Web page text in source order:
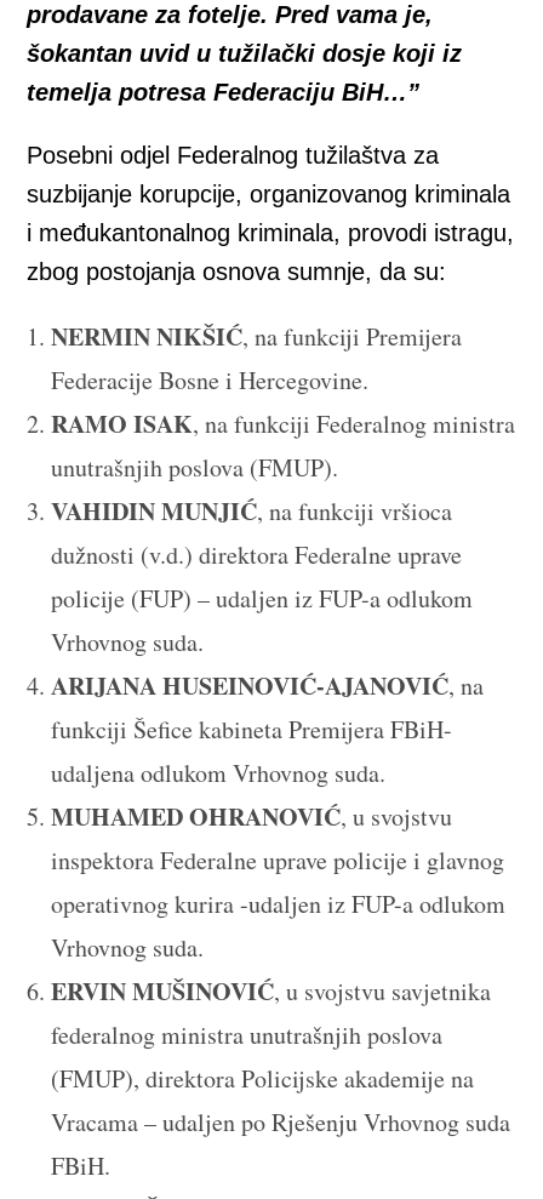
prodavane za fotelje. Pred vama je,
šokantan uvid u tužilački dosje koji iz
temelja potresa Federaciju BiH…”
Posebni odjel Federalnog tužilaštva za
suzbijanje korupcije, organizovanog kriminala
i međukantonalnog kriminala, provodi istragu,
zbog postojanja osnova sumnje, da su:
NERMIN NIKŠIĆ, na funkciji Premijera
Federacije Bosne i Hercegovine.
RAMO ISAK, na funkciji Federalnog ministra
unutrašnjih poslova (FMUP).
VAHIDIN MUNJIĆ, na funkciji vršioca
dužnosti (v.d.) direktora Federalne uprave
policije (FUP) – udaljen iz FUP-a odlukom
Vrhovnog suda.
ARIJANA HUSEINOVIĆ-AJANOVIĆ, na
funkciji Šefice kabineta Premijera FBiH-
udaljena odlukom Vrhovnog suda.
MUHAMED OHRANOVIĆ, u svojstvu
inspektora Federalne uprave policije i glavnog
operativnog kurira -udaljen iz FUP-a odlukom
Vrhovnog suda.
ERVIN MUŠINOVIĆ, u svojstvu savjetnika
federalnog ministra unutrašnjih poslova
(FMUP), direktora Policijske akademije na
Vracama – udaljen po Rješenju Vrhovnog suda
FBiH.